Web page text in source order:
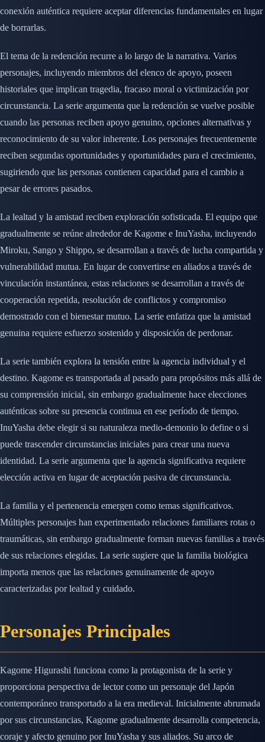
conexión auténtica requiere aceptar diferencias fundamentales en lugar
de borrarlas.
El tema de la redención recurre a lo largo de la narrativa. Varios
personajes, incluyendo miembros del elenco de apoyo, poseen
historiales que implican tragedia, fracaso moral o victimización por
circunstancia. La serie argumenta que la redención se vuelve posible
cuando las personas reciben apoyo genuino, opciones alternativas y
reconocimiento de su valor inherente. Los personajes frecuentemente
reciben segundas oportunidades y oportunidades para el crecimiento,
sugiriendo que las personas contienen capacidad para el cambio a
pesar de errores pasados.
La lealtad y la amistad reciben exploración sofisticada. El equipo que
gradualmente se reúne alrededor de Kagome e InuYasha, incluyendo
Miroku, Sango y Shippo, se desarrollan a través de lucha compartida y
vulnerabilidad mutua. En lugar de convertirse en aliados a través de
vinculación instantánea, estas relaciones se desarrollan a través de
cooperación repetida, resolución de conflictos y compromiso
demostrado con el bienestar mutuo. La serie enfatiza que la amistad
genuina requiere esfuerzo sostenido y disposición de perdonar.
La serie también explora la tensión entre la agencia individual y el
destino. Kagome es transportada al pasado para propósitos más allá de
su comprensión inicial, sin embargo gradualmente hace elecciones
auténticas sobre su presencia continua en ese período de tiempo.
InuYasha debe elegir si su naturaleza medio-demonio lo define o si
puede trascender circunstancias iniciales para crear una nueva
identidad. La serie argumenta que la agencia significativa requiere
elección activa en lugar de aceptación pasiva de circunstancia.
La familia y el pertenencia emergen como temas significativos.
Múltiples personajes han experimentado relaciones familiares rotas o
traumáticas, sin embargo gradualmente forman nuevas familias a través
de sus relaciones elegidas. La serie sugiere que la familia biológica
importa menos que las relaciones genuinamente de apoyo
caracterizadas por lealtad y cuidado.
Personajes Principales
Kagome Higurashi funciona como la protagonista de la serie y
proporciona perspectiva de lector como un personaje del Japón
contemporáneo transportado a la era medieval. Inicialmente abrumada
por sus circunstancias, Kagome gradualmente desarrolla competencia,
coraje y afecto genuino por InuYasha y sus aliados. Su arco de